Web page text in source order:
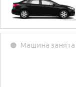
Машина занята